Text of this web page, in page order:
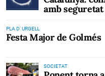
amb seguretat
PLA D' URGELL
Festa Major de Golmés
SOCIETAT